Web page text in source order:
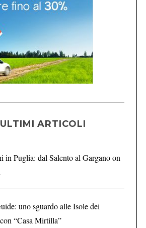
ARTICOLI
in Puglia: dal Salento al Gargano on
uno sguardo alle Isole dei
“Casa Mirtilla”